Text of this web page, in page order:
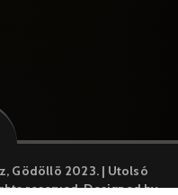
Gödöllõ 2023. | Utolsó
reserved. Designed by